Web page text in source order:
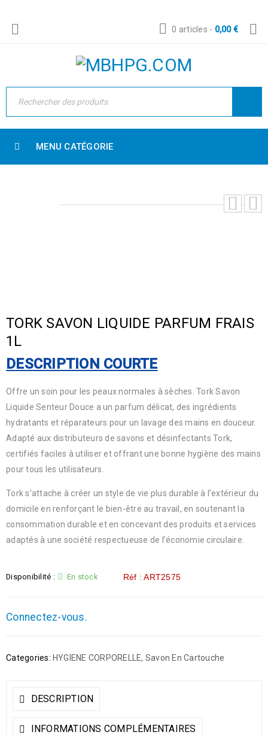
0 articles - 0,00€
MENU CATÉGORIE
TORK SAVON LIQUIDE PARFUM FRAIS
1L
DESCRIPTION COURTE
Offre un soin pour les peaux normales à sèches. Tork Savon
Liquide Senteur Douce a un parfum délicat, des ingrédients
hydratants et réparateurs pour un lavage des mains en douceur.
Adapté aux distributeurs de savons et désinfectants Tork,
certifiés faciles à utiliser et offrant une bonne hygiène des mains
pour tous les utilisateurs.
Tork s’attache à créer un style de vie plus durable à l’extérieur du
domicile en renforçant le bien-être au travail, en soutenant la
consommation durable et en concevant des produits et services
adaptés à une société respectueuse de l’économie circulaire.
Disponibilité : En stock Réf : ART2575
Connectez-vous.
Categories: HYGIENE CORPORELLE, Savon En Cartouche
DESCRIPTION
INFORMATIONS COMPLÉMENTAIRES